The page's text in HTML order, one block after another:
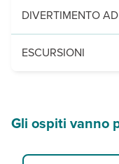
Rilassante: un vitalis
Lei&lui: due cuori e
Detossinante: un
DIVERTIMENTO
Nel cuore delle
ESCURSIONI
Gli ospiti vanno